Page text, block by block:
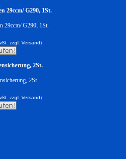
29ccm/ G290, 1St.
29ccm/ G290, 1St.
zzgl. Versand)
2St.
2St.
zzgl. Versand)